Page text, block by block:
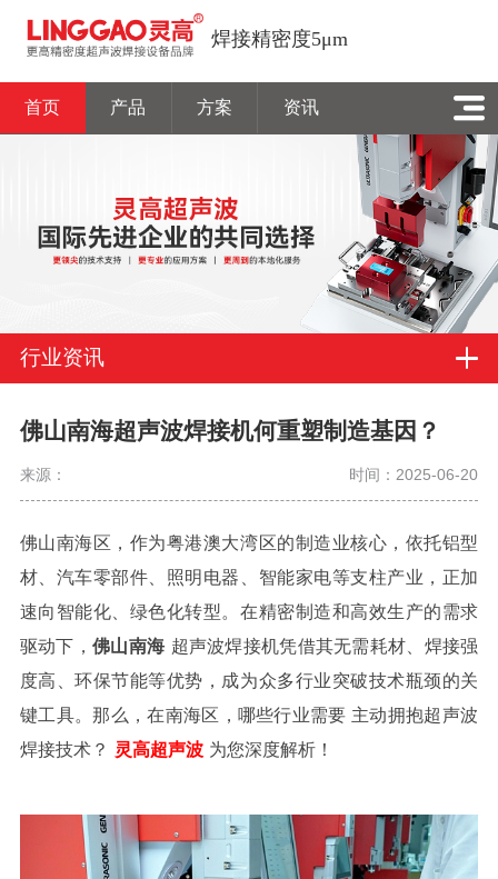
焊接精密度5μm
首页 产品 方案 资讯
行业资讯
佛山南海超声波焊接机何重塑制造基因？
来源： 时间：2025-06-20
佛山南海区，作为粤港澳大湾区的制造业核心，依托铝型
材、汽车零部件、照明电器、智能家电等支柱产业，正加
速向智能化、绿色化转型。在精密制造和高效生产的需求
驱动下，佛山南海 超声波焊接机凭借其无需耗材、焊接强
度高、环保节能等优势，成为众多行业突破技术瓶颈的关
键工具。那么，在南海区， 哪些行业需要 主动拥抱超声波
焊接技术？
灵高超声波 为您深度解析！